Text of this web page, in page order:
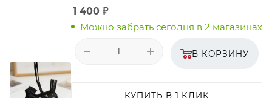
1 400 ₽
Можно забрать сегодня в 2 магазинах
В КОРЗИНУ
КУПИТЬ В 1 КЛИК